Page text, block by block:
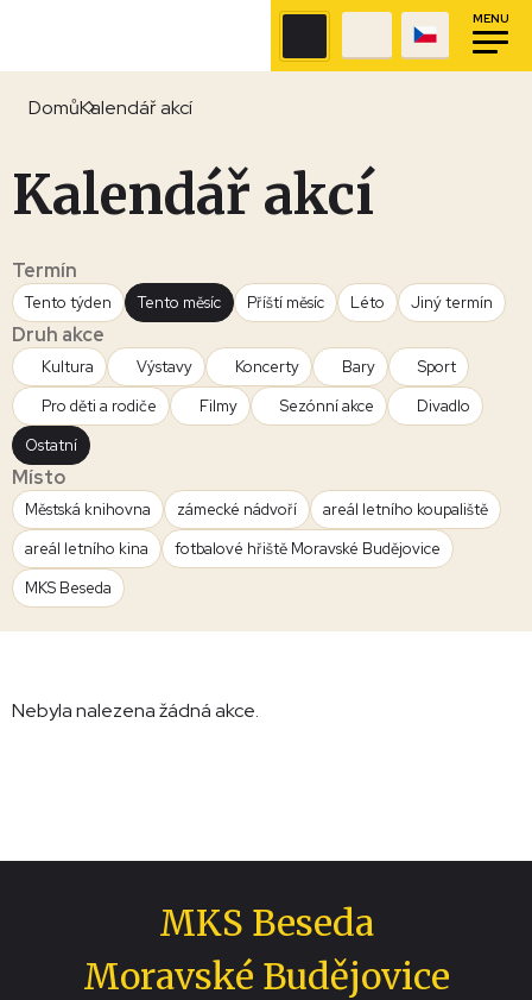
MENU
DomůKalendář akcí
Kalendář akcí
Termín
Tento týden Tento měsíc Příští měsíc Léto Jiný termín
Druh akce
Kultura Výstavy Koncerty Bary
Sport
Pro děti a rodiče
Filmy Sezónní akce
Divadlo
Ostatní
Místo
Městská knihovna zámecké nádvoří
areál letního koupaliště
areál letního kina
fotbalové hřiště Moravské Budějovice
MKS Beseda
Nebyla nalezena žádná akce.
MKS Beseda
Moravské Budějovice